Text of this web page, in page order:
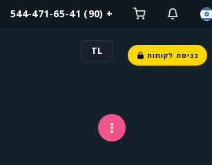
+ (90) 544-471-65-41
כניסת לקוחות TL